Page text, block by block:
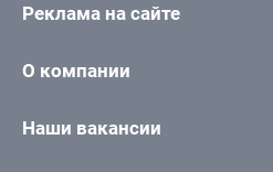
Реклама на сайте
О компании
Наши вакансии